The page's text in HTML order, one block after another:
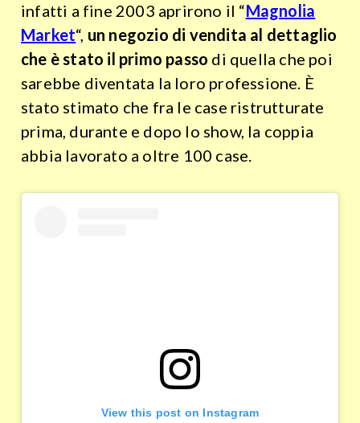
infatti a fine 2003 aprirono il “Magnolia
Market“, un negozio di vendita al dettaglio
che è stato il primo passo di quella che poi
sarebbe diventata la loro professione. È
stato stimato che fra le case ristrutturate
prima, durante e dopo lo show, la coppia
abbia lavorato a oltre 100 case.
View this post on Instagram